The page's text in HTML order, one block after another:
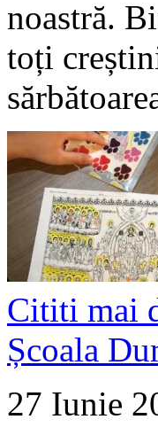
noastră.
toți
Cititi mai
Școala
27 Iunie